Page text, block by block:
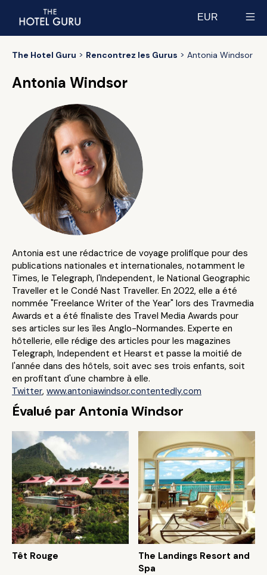
EUR
The Hotel Guru Rencontrez les Gurus Antonia Windsor
Antonia Windsor
Antonia est une rédactrice de voyage prolifique pour des
publications nationales et internationales, notamment le
Times, le Telegraph, l'Independent, le National Geographic
Traveller et le Condé Nast Traveller. En 2022, elle a été
nommée "Freelance Writer of the Year" lors des Travmedia
Awards et a été finaliste des Travel Media Awards pour
ses articles sur les îles Anglo-Normandes. Experte en
hôtellerie, elle rédige des articles pour les magazines
Telegraph, Independent et Hearst et passe la moitié de
l'année dans des hôtels, soit avec ses trois enfants, soit
en profitant d'une chambre à elle.
Twitter, www.antoniawindsor.contentedly.com
Évalué par Antonia Windsor
Têt Rouge
The Landings Resort and
Spa